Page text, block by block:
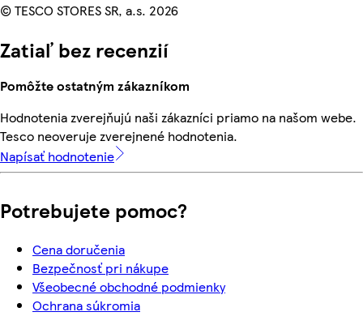
© TESCO STORES SR, a.s. 2026
Zatiaľ bez recenzií
Pomôžte ostatným zákazníkom
Hodnotenia zverejňujú naši zákazníci priamo na našom webe.
Tesco neoveruje zverejnené hodnotenia.
Napísať hodnotenie
Potrebujete pomoc?
Cena doručenia
Bezpečnosť pri nákupe
Všeobecné obchodné podmienky
Ochrana súkromia